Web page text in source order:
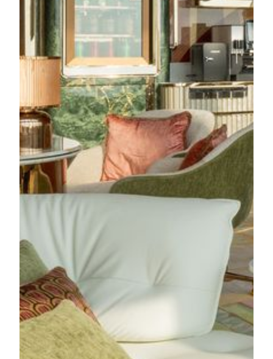
了解更多
御狮别墅
了解更多
美狮美高梅
美艺揉合现代奢华与中西文化元素，客房采用红木色调
与简约设计，展现中式美学的优雅格调。住客可享受静
谧雅致的住宿体验，而位于美艺酒店顶层的御狮别墅则
以当代美学诠释富丽堂皇，尽显中式尊尚气派。
了解更多
美高梅具时尚独特品味的天乐阁念首次从拉斯维加斯驾
临澳门。设计灵感源自纽约时尚复式单位，坐落于美狮
酒店顶层，空间独特，景观壮丽，结合多感官享受与专
属礼遇，住客尊享"云・禅"养生空间及天乐廊、专属办
理入住及私人礼宾服务，体验无与伦比的极尚奢华。